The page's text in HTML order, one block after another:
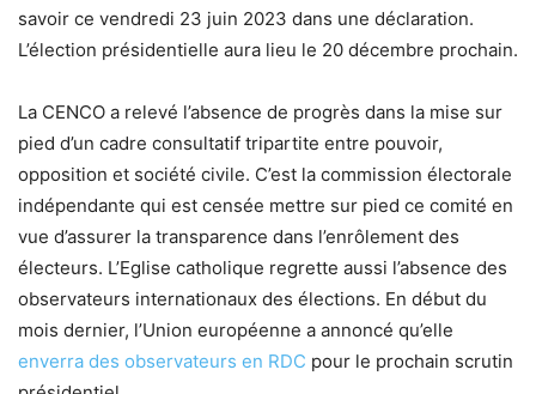
savoir ce vendredi 23 juin 2023 dans une déclaration.
L’élection présidentielle aura lieu le 20 décembre prochain.
La CENCO a relevé l’absence de progrès dans la mise sur
pied d’un cadre consultatif tripartite entre pouvoir,
opposition et société civile. C’est la commission électorale
indépendante qui est censée mettre sur pied ce comité en
vue d’assurer la transparence dans l’enrôlement des
électeurs. L’Eglise catholique regrette aussi l’absence des
observateurs internationaux des élections. En début du
mois dernier, l’Union européenne a annoncé qu’elle
enverra des observateurs en RDC pour le prochain scrutin